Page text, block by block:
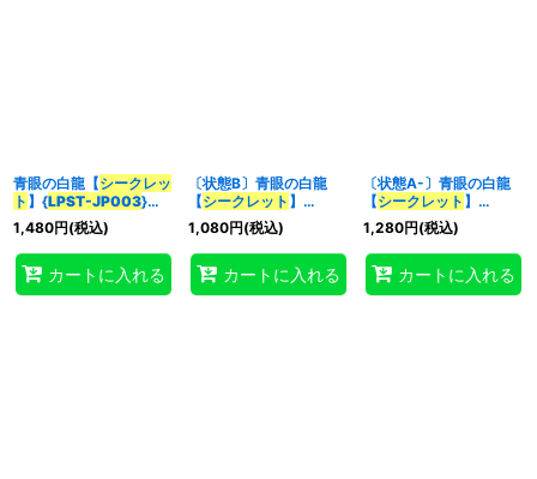
カテゴリ:
特集:
青眼の白龍【シークレッ
ト 】{LPST-JP003}
《モンスター》
1,480円(税込)
カートに入れる
〔状態B〕青眼の白龍
【シークレット 】
{LPST-JP003
スター》
1,080円(税込)
カートに入れる
〔状態A-〕青眼の白龍
【シークレット 】
{LPST-JP003
スター》
1,280円(税込)
カートに入れる